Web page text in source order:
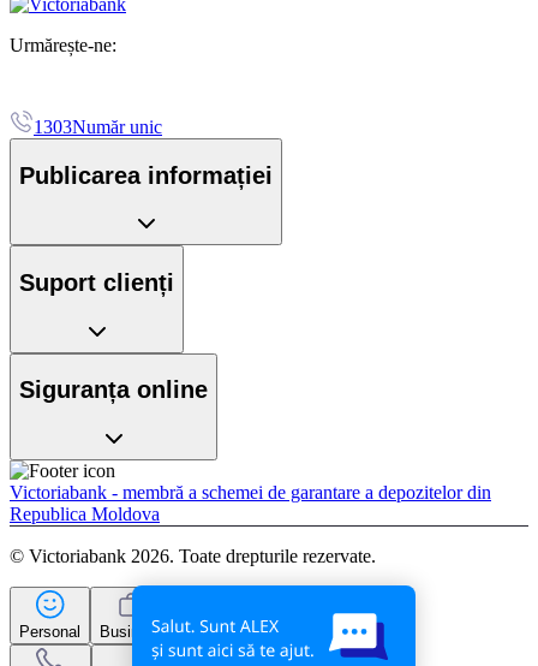
Urmărește-ne:
1303Număr unic
Publicarea informației
Suport clienți
Siguranța online
Victoriabank - membră a schemei de garantare a depozitelor din
Republica Moldova
© Victoriabank 2026. Toate drepturile rezervate.
Personal Business